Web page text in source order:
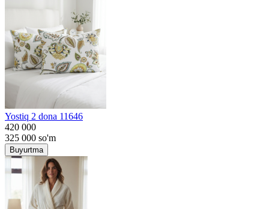
Yostiq 2 dona 11646
420 000
325 000 so'm
Buyurtma